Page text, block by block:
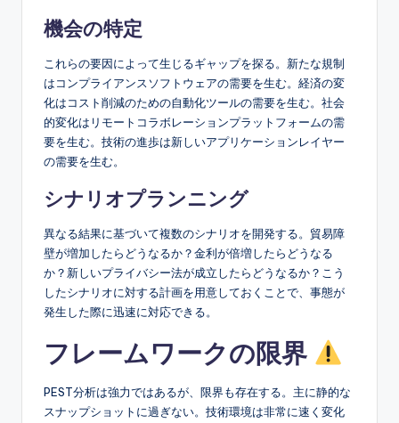
機会の特定
これらの要因によって生じるギャップを探る。新たな規制
はコンプライアンスソフトウェアの需要を生む。経済の変
化はコスト削減のための自動化ツールの需要を生む。社会
的変化はリモートコラボレーションプラットフォームの需
要を生む。技術の進歩は新しいアプリケーションレイヤー
の需要を生む。
シナリオプランニング
異なる結果に基づいて複数のシナリオを開発する。貿易障
壁が増加したらどうなるか？金利が倍増したらどうなる
か？新しいプライバシー法が成立したらどうなるか？こう
したシナリオに対する計画を用意しておくことで、事態が
発生した際に迅速に対応できる。
フレームワークの限界
PEST分析は強力ではあるが、限界も存在する。主に静的な
スナップショットに過ぎない。技術環境は非常に速く変化